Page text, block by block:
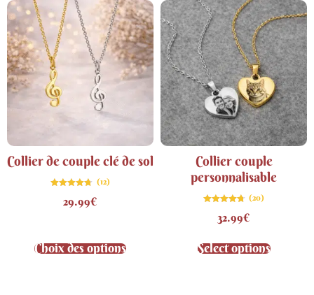
Collier de couple clé de sol
4.67
sur 5
(12)
29.99€
Choix des options
Collier couple
personnalisable
4.75
sur 5
(20)
32.99€
Select options